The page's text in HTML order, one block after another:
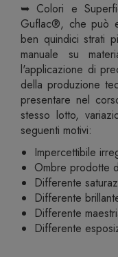
➥ Colori e
Guflac®, che può
ben quindici strati
manuale su
l'applicazione di
della produzione
presentare nel
stesso lotto,
seguenti motivi:
Impercettibile
Ombre prodotte
Differente
Differente
Differente
Differente